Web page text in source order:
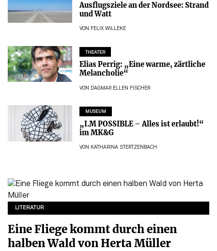
Ausflugsziele an der Nordsee: Strand
und Watt
VON FELIX WILLEKE
THEATER
Elias Perrig: „Eine warme, zärtliche
Melancholie“
VON DAGMAR ELLEN FISCHER
MUSEUM
„I.M POSSIBLE – Alles ist erlaubt!“
im MK&G
VON KATHARINA STERTZENBACH
LITERATUR
Eine Fliege kommt durch einen
halben Wald von Herta Müller